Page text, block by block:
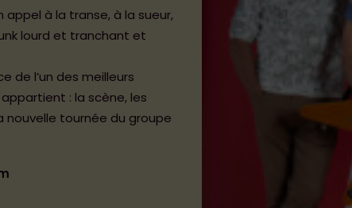
appel à la transe, à la sueur,
lourd et tranchant et
de l’un des meilleurs
: la scène, les
nouvelle tournée du groupe